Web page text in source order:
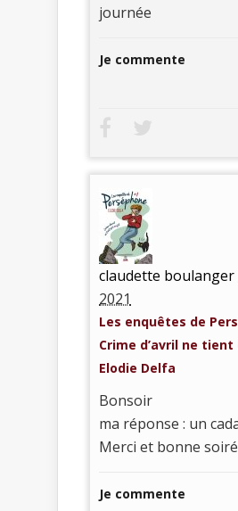
journée
Je commente
claudette boulanger
2021
Les enquêtes de
Crime d’avril ne tient
Elodie Delfa
Bonsoir
ma réponse : un
Merci et bonne
Je commente